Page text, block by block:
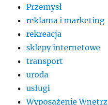
Przemysł
reklama i marketing
rekreacja
sklepy internetowe
transport
uroda
usługi
Wyposażenie Wnętrz